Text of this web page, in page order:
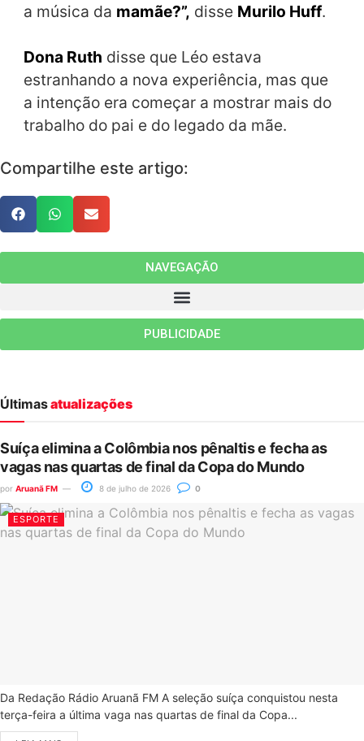
a música da mamãe?”, disse Murilo Huff.
Dona Ruth disse que Léo estava
estranhando a nova experiência, mas que
a intenção era começar a mostrar mais do
trabalho do pai e do legado da mãe.
Compartilhe este artigo:
NAVEGAÇÃO
PUBLICIDADE
Últimasatualizações
Suíça elimina a Colômbia nos pênaltis e fecha as
vagas nas quartas de final da Copa do Mundo
por Aruanã FM 8 de julho de 2026 0
ESPORTE
Da Redação Rádio Aruanã FM A seleção suíça conquistou nesta
terça-feira a última vaga nas quartas de final da Copa...